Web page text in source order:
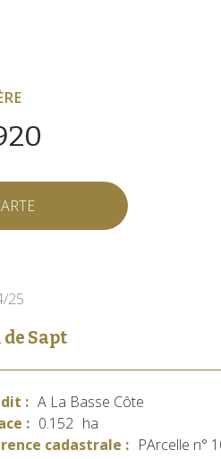
25
de Sapt
: A La Basse Côte
: 0.152 ha
cadastrale : PArcelle n°